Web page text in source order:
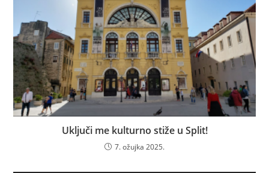
Uključi me kulturno stiže u Split!
7. ožujka 2025.